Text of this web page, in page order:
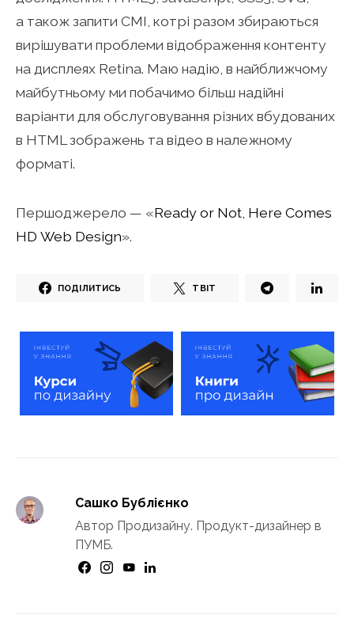
а також запити СМІ, котрі разом збираються
вирішувати проблеми відображення контенту
на дисплеях Retina. Маю надію, в найближчому
майбутньому ми побачимо більш надійні
варіанти для обслуговування різних вбудованих
в HTML зображень та відео в належному
форматі.
Першоджерело — «Ready or Not, Here Comes
HD Web Design».
ПОДІЛИТИСЬ ТВІТ
Сашко Бублієнко
Автор Продизайну. Продукт-дизайнер в
ПУМБ.